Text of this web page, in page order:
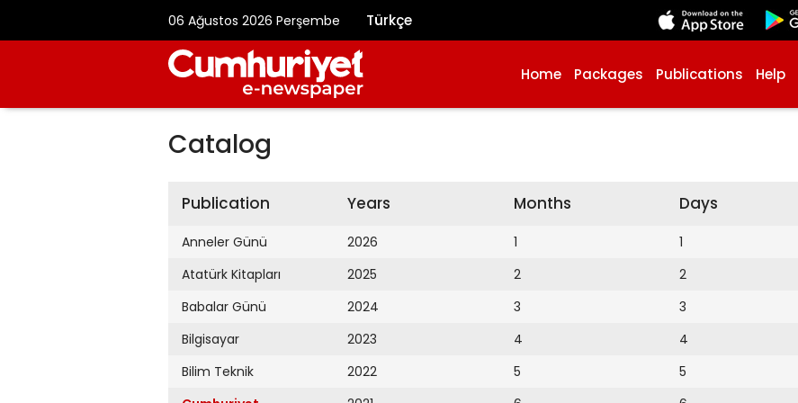
06 Ağustos 2026 Perşembe Türkçe
Home Packages Publications Help
Catalog
Publication
Anneler Günü
Atatürk Kitapları
Babalar Günü
Bilgisayar
Bilim Teknik
Years
2026
2025
2024
2023
2022
Months
1
2
3
4
5
Days
1
2
3
4
5